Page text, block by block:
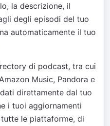
la descrizione, il
degli episodi del tuo
automaticamente il tuo
di podcast, tra cui
Music, Pandora e
direttamente dal tuo
i tuoi aggiornamenti
le piattaforme, di